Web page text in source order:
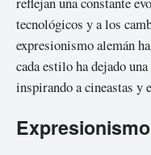
tecnológicos y a los
expresionismo alemán
cada estilo ha dejado
inspirando a cineastas y